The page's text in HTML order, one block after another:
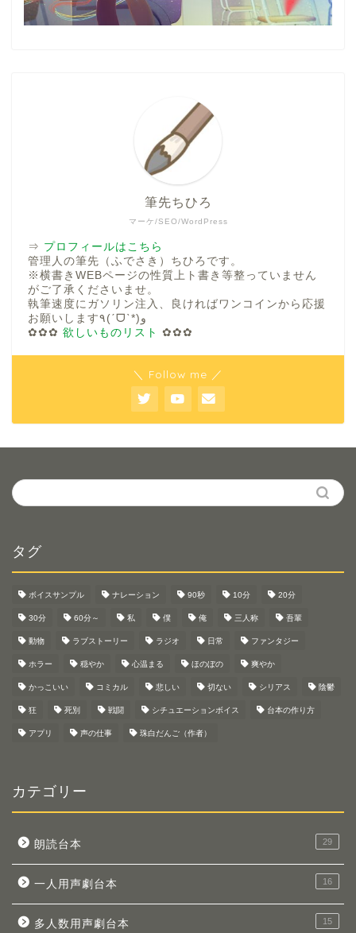
マーケ/SEO/WordPress
筆先ちひろ
⇒ プロフィールはこちら
管理人の筆先（ふでさき）ちひろです。
※横書きWEBページの性質上ト書き等整っていません
がご了承くださいませ。
執筆速度にガソリン注入、良ければワンコインから応援
お願いします٩(ˊᗜˋ*)و
✿✿✿ 欲しいものリスト ✿✿✿
＼ Follow me ／
タグ
ボイスサンプル ナレーション 90秒 10分 20分
30分 60分～ 私 僕 俺 三人称 吾輩
動物 ラブストーリー ラジオ 日常 ファンタジー
ホラー 穏やか 心温まる ほのぼの 爽やか
かっこいい コミカル 悲しい 切ない シリアス 陰鬱
狂 死別 戦闘 シチュエーションボイス 台本の作り方
アプリ 声の仕事 珠白だんご（作者）
カテゴリー
朗読台本 29
一人用声劇台本 16
多人数用声劇台本 15